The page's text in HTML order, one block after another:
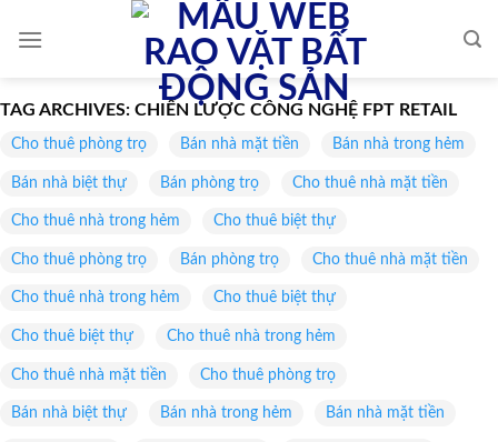
TAG ARCHIVES: CHIẾN LƯỢC CÔNG NGHỆ FPT RETAIL
Cho thuê phòng trọ Bán nhà mặt tiền Bán nhà trong hẻm
Bán nhà biệt thự Bán phòng trọ Cho thuê nhà mặt tiền
Cho thuê nhà trong hẻm Cho thuê biệt thự
Cho thuê phòng trọ Bán phòng trọ Cho thuê nhà mặt tiền
Cho thuê nhà trong hẻm Cho thuê biệt thự
Cho thuê biệt thự Cho thuê nhà trong hẻm
Cho thuê nhà mặt tiền Cho thuê phòng trọ
Bán nhà biệt thự Bán nhà trong hẻm Bán nhà mặt tiền